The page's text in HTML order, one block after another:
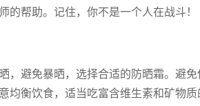
的帮助。记住，你不是一个人在战斗！
，避免暴晒，选择合适的防晒霜。避
均衡饮食，适当吃富含维生素和矿物